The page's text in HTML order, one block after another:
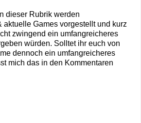
In dieser Rubrik werden
aktuelle Games vorgestellt und kurz
zwingend ein umfangreicheres
würden. Solltet ihr euch von
dennoch ein umfangreicheres
mich das in den Kommentaren